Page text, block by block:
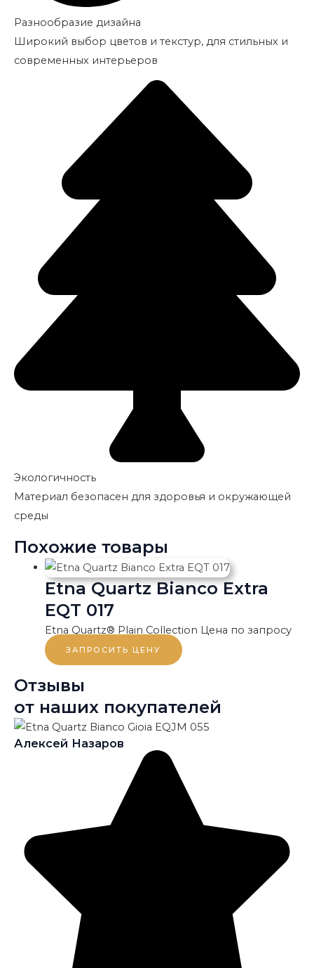
Разнообразие дизайна
Широкий выбор цветов и текстур, для стильных и
современных интерьеров
Экологичность
Материал безопасен для здоровья и окружающей
среды
Похожие товары
Etna Quartz Bianco Extra
EQT 017
Etna Quartz® Plain Collection Цена по запросу
ЗАПРОСИТЬ ЦЕНУ
Отзывы
от наших покупателей
Алексей Назаров